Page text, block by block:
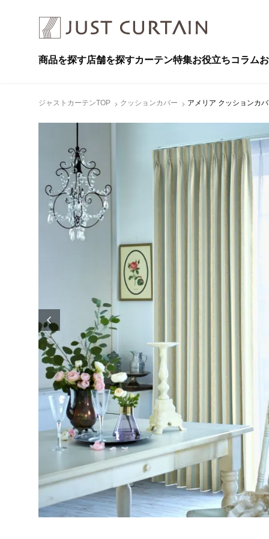
商品を探す店舗を探すカーテン特集お役立ちコラム
ジャストカーテンTOP クッションカバー アメリア クッションカ